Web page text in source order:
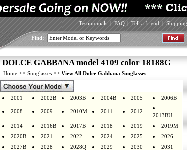
Testimonials | FAQ | Tell a friend | Shipping
Find:
DOLCE GABBANA model 4109 color 18188G
Home >> Sunglasses >> View All Dolce Gabbana Sunglasses
2001 2002B 2003B 2004B 2005 2006B
2008 2009 2010M 2011 2012
2013BU
2014
2016B 2017B 2018 2019
2019M
2020B
2021 2022 2024 2025
2026
2027B
2028 2028Q 2029 2030
2031